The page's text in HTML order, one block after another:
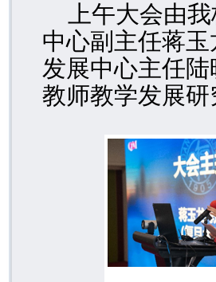
上午大会由
中心副主任蒋
发展中心主任
教师教学发展